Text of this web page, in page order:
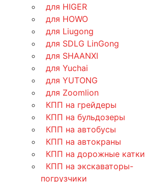
для HIGER
для HOWO
для Liugong
для SDLG LinGong
для SHAANXI
для Yuchai
для YUTONG
для Zoomlion
КПП на грейдеры
КПП на бульдозеры
КПП на автобусы
КПП на автокраны
КПП на дорожные катки
КПП на экскаваторы-
погрузчики